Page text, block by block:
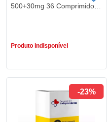
500+30mg 36 Comprimidos
Produto indisponível
-23%